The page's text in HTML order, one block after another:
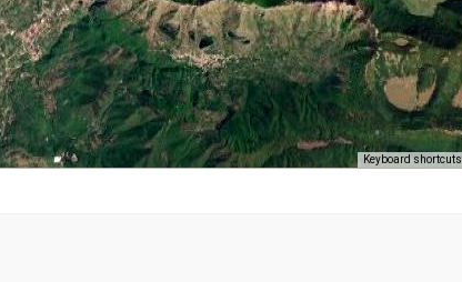
Keyboard shortcuts